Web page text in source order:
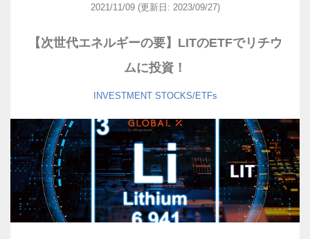
2021/11/09 (更新日: 2023/09/27)
【次世代エネルギーの要】LITのETFでリチウ
ムに投資！
INVESTMENT STOCKS/ETFs